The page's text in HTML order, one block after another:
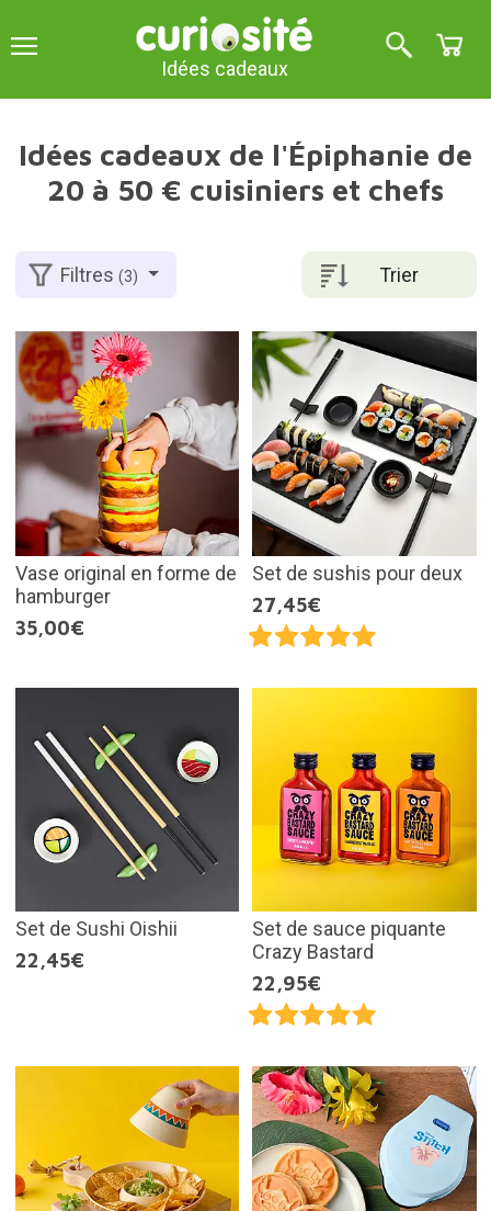
Idées cadeaux
Idées cadeaux de l'Épiphanie de
20 à 50 € cuisiniers et chefs
Trier
Filtres(3)
Vase original en forme de
hamburger
35,00€
Set de sushis pour deux
27,45€
Set de Sushi Oishii
22,45€
Set de sauce piquante
Crazy Bastard
22,95€